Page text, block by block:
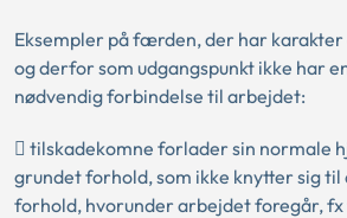
Eksempler på færden, der har
og derfor som udgangspunkt ikke har
nødvendig forbindelse til arbejdet:
 tilskadekomne forlader sin normale
grundet forhold, som ikke knytter sig
forhold, hvorunder arbejdet foregår,